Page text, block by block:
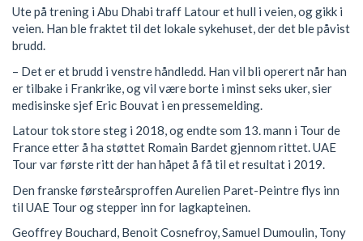
Ute på trening i Abu Dhabi traff Latour et hull i veien, og gikk i
veien. Han ble fraktet til det lokale sykehuset, der det ble påvist
brudd.
– Det er et brudd i venstre håndledd. Han vil bli operert når han
er tilbake i Frankrike, og vil være borte i minst seks uker, sier
medisinske sjef Eric Bouvat i en pressemelding.
Latour tok store steg i 2018, og endte som 13. mann i Tour de
France etter å ha støttet Romain Bardet gjennom rittet. UAE
Tour var første ritt der han håpet å få til et resultat i 2019.
Den franske førsteårsproffen Aurelien Paret-Peintre flys inn
til UAE Tour og stepper inn for lagkapteinen.
Geoffrey Bouchard, Benoit Cosnefroy, Samuel Dumoulin, Tony